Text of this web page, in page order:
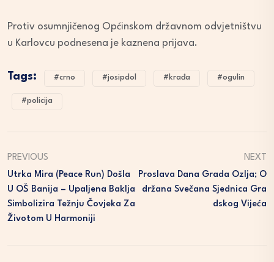
Protiv osumnjičenog Općinskom državnom odvjetništvu
u Karlovcu podnesena je kaznena prijava.
Tags: #crno #josipdol #krađa #ogulin
#policija
PREVIOUS
Utrka Mira (Peace Run) Došla
U OŠ Banija – Upaljena Baklja
Simbolizira Težnju Čovjeka Za
Životom U Harmoniji
NEXT
Proslava Dana Grada Ozlja; O
Držana Svečana Sjednica Gra
Dskog Vijeća